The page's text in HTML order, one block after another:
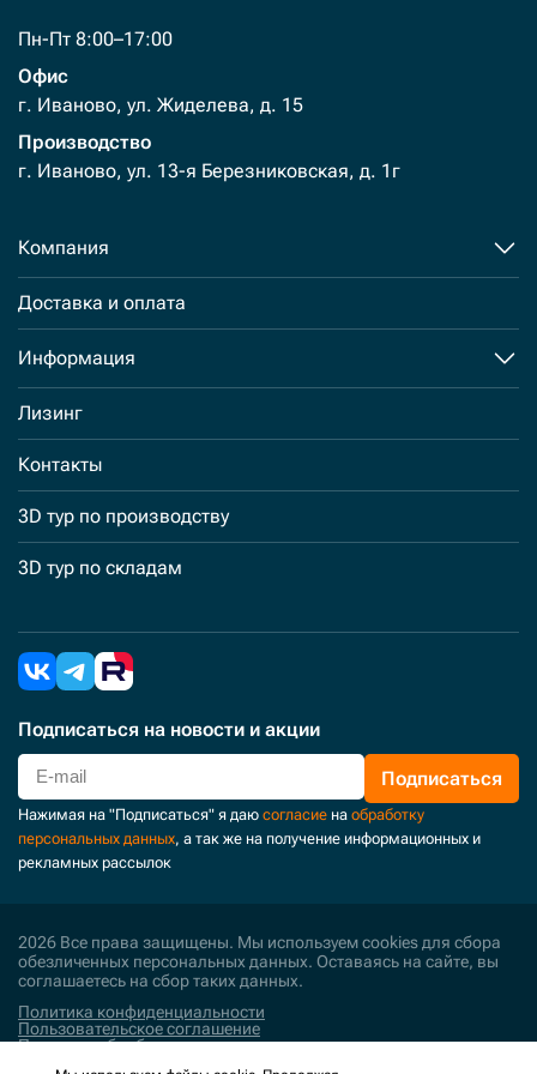
Пн-Пт 8:00–17:00
Офис
г. Иваново, ул. Жиделева, д. 15
Производство
г. Иваново, ул. 13-я Березниковская, д. 1г
Компания
Доставка и оплата
Информация
Лизинг
Контакты
3D тур по производству
3D тур по складам
Подписаться на новости и акции
Подписаться
Нажимая на "Подписаться" я даю согласие на обработку
персональных данных, а так же на получение информационных и
рекламных рассылок
2026 Все права защищены. Мы используем cookies для сбора
обезличенных персональных данных. Оставаясь на сайте, вы
соглашаетесь на сбор таких данных.
Политика конфиденциальности
Пользовательское соглашение
Политика обработки персональных данных